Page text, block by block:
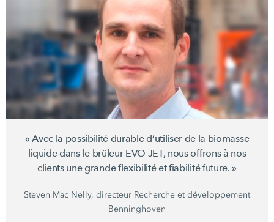
« Avec la possibilité durable d’utiliser de la biomasse
liquide dans le brûleur EVO JET, nous offrons à nos
clients une grande flexibilité et fiabilité future. »
Steven Mac Nelly, directeur Recherche et développement
Benninghoven